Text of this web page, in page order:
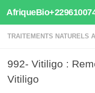
Au dessous du contenu
TRAITEMENTS NATURELS
992- Vitiligo :
Vitiligo